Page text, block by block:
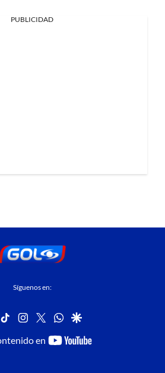
PUBLICIDAD
Síguenos en:
tiktok instagram
twitterwhatsapp
google
en
youtube-